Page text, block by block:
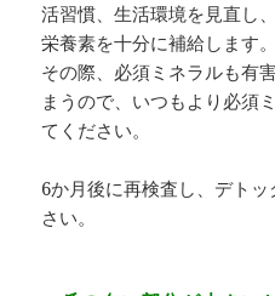
活習慣、生活環境を見直し
栄養素を十分に補給します。
その際、必須ミネラルも有
まうので、いつもより必須
てください。
6か月後に再検査し、デト
さい。